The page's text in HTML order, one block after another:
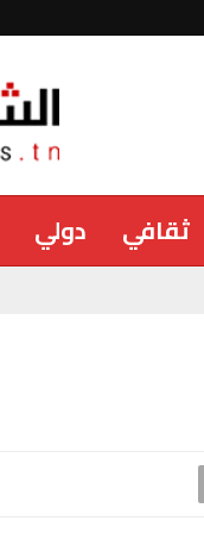
ثقافي دولي